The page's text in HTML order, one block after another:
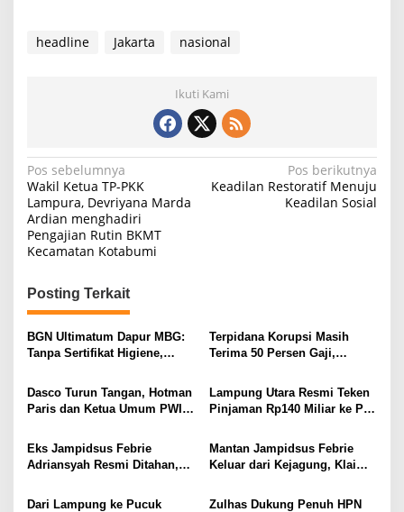
headline Jakarta nasional
Ikuti Kami
N
a
v
i
a
s
i
o
Pos sebelumnya
Wakil Ketua TP-PKK
Lampura, Devriyana Marda
Ardian menghadiri
Pengajian Rutin BKMT
Kecamatan Kotabumi
Pos berikutnya
Keadilan Restoratif Menuju
Keadilan Sosial
Posting Terkait
BGN Ultimatum Dapur MBG:
Tanpa Sertifikat Higiene,
Terpidana Korupsi Masih
Terima 50 Persen Gaji,
Tunggu Keputusan BKN
Dasco Turun Tangan, Hotman
Paris dan Ketua Umum PWI
Polemik Wartawan?
Lampung Utara Resmi Teken
Pinjaman Rp140 Miliar ke PT
Jalan
Eks Jampidsus Febrie
Adriansyah Resmi Ditahan,
Usai Diperiksa Berjam-jam
Mantan Jampidsus Febrie
Keluar dari Kejagung, Klaim
Dari Lampung ke Pucuk
Zulhas Dukung Penuh HPN